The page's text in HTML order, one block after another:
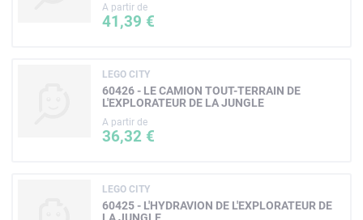
A partir de
41,39 €
LEGO CITY
60426 - LE CAMION TOUT-TERRAIN DE
L'EXPLORATEUR DE LA JUNGLE
A partir de
36,32 €
LEGO CITY
60425 - L'HYDRAVION DE L'EXPLORATEUR DE
LA JUNGLE